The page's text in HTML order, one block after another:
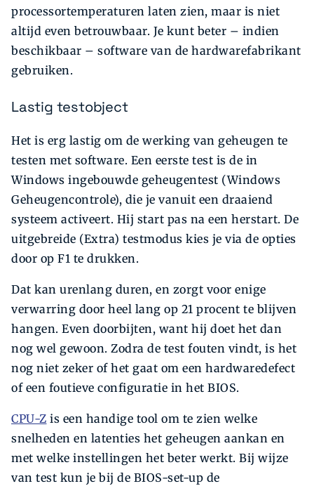
processortemperaturen laten zien, maar is niet
altijd even betrouwbaar. Je kunt beter – indien
beschikbaar – software van de hardwarefabrikant
gebruiken.
Lastig testobject
Het is erg lastig om de werking van geheugen te
testen met software. Een eerste test is de in
Windows ingebouwde geheugentest (Windows
Geheugencontrole), die je vanuit een draaiend
systeem activeert. Hij start pas na een herstart. De
uitgebreide (Extra) testmodus kies je via de opties
door op F1 te drukken.
Dat kan urenlang duren, en zorgt voor enige
verwarring door heel lang op 21 procent te blijven
hangen. Even doorbijten, want hij doet het dan
nog wel gewoon. Zodra de test fouten vindt, is het
nog niet zeker of het gaat om een hardwaredefect
of een foutieve configuratie in het BIOS.
CPU-Z is een handige tool om te zien welke
snelheden en latenties het geheugen aankan en
met welke instellingen het beter werkt. Bij wijze
van test kun je bij de BIOS-set-up de